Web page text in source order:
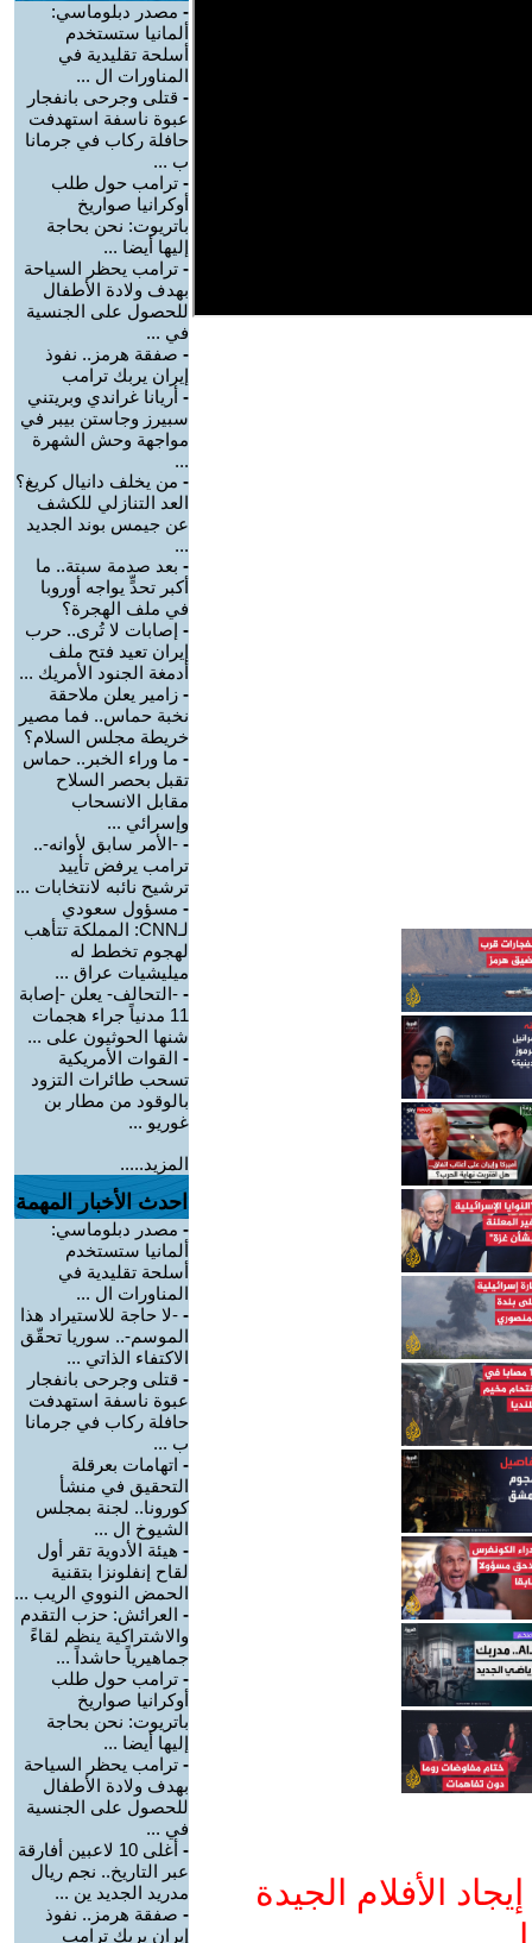
الأفلام الجيدة
- مصدر دبلوماسي:
ألمانيا ستستخدم
أسلحة تقليدية في
المناورات ال ...
- قتلى وجرحى بانفجار
عبوة ناسفة استهدفت
حافلة ركاب في جرمانا
ب ...
- ترامب حول طلب
أوكرانيا صواريخ
باتريوت: نحن بحاجة
إليها أيضا ...
- ترامب يحظر السياحة
بهدف ولادة الأطفال
للحصول على الجنسية
في ...
- صفقة هرمز.. نفوذ
إيران يربك ترامب
- أريانا غراندي وبريتني
سبيرز وجاستن بيبر في
مواجهة وحش الشهرة
...
- من يخلف دانيال كريغ؟
العد التنازلي للكشف
عن جيمس بوند الجديد
...
- بعد صدمة سبتة.. ما
أكبر تحدٍّ يواجه أوروبا
في ملف الهجرة؟
- إصابات لا تُرى.. حرب
إيران تعيد فتح ملف
أدمغة الجنود الأمريك ...
- زامير يعلن ملاحقة
نخبة حماس.. فما مصير
خريطة مجلس السلام؟
- ما وراء الخبر.. حماس
تقبل بحصر السلاح
مقابل الانسحاب
وإسرائي ...
- -الأمر سابق لأوانه-..
ترامب يرفض تأييد
ترشيح نائبه لانتخابات ...
- مسؤول سعودي
لـCNN: المملكة تتأهب
لهجوم تخطط له
ميليشيات عراق ...
- -التحالف- يعلن -إصابة
11 مدنياً جراء هجمات
شنها الحوثيون على ...
- القوات الأمريكية
تسحب طائرات التزود
بالوقود من مطار بن
غوريو ...
المزيد.....
احدث الأخبار المهمة
- مصدر دبلوماسي:
ألمانيا ستستخدم
أسلحة تقليدية في
المناورات ال ...
- -لا حاجة للاستيراد هذا
الموسم-.. سوريا تحقّق
الاكتفاء الذاتي ...
- قتلى وجرحى بانفجار
عبوة ناسفة استهدفت
حافلة ركاب في جرمانا
ب ...
- اتهامات بعرقلة
التحقيق في منشأ
كورونا.. لجنة بمجلس
الشيوخ ال ...
- هيئة الأدوية تقر أول
لقاح إنفلونزا بتقنية
الحمض النووي الريب ...
- العرائش: حزب التقدم
والاشتراكية ينظم لقاءً
جماهيرياً حاشداً ...
- ترامب حول طلب
أوكرانيا صواريخ
باتريوت: نحن بحاجة
إليها أيضا ...
- ترامب يحظر السياحة
بهدف ولادة الأطفال
للحصول على الجنسية
في ...
-
أغلى 10 لاعبين أفارقة
عبر التاريخ.. نجم ريال
مدريد الجديد ين ...
- صفقة هرمز.. نفوذ
إيران يربك ترامب